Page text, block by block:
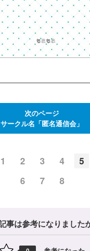
次のページ
サークル名「匿名通信会」
1 2 3 4
5
6
7 8
事は参考になりました